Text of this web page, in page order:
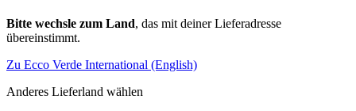
Bitte wechsle zum Land, das mit deiner Lieferadresse
übereinstimmt.
Zu Ecco Verde International (English)
Anderes Lieferland wählen